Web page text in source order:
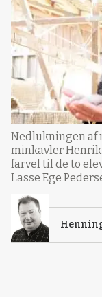
Nedlukningen af
minkavler Henrik
farvel til de to
Lasse Ege